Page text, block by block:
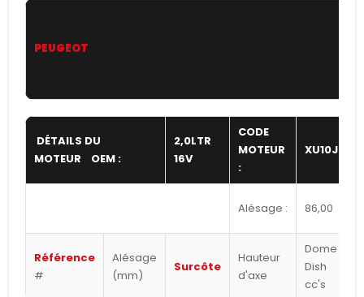
PEUGEOT
DÉTAILS DU
MOTEUR OEM :
2,0LTR
16V
CODE
MOTEUR
:
XU10J4
Alésage : 86,00
Référence
#
Alésage
(mm)
Surcôte
Hauteur
d'axe
Dome /
Dish
cc's